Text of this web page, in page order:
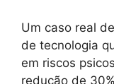
Um caso real
de tecnologia
em riscos
redução de